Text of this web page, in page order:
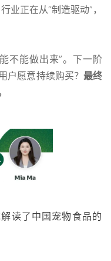
业正在从“制造驱动”，
不能做出来”。下一阶
户愿意持续购买？ 最终
读了中国宠物食品的